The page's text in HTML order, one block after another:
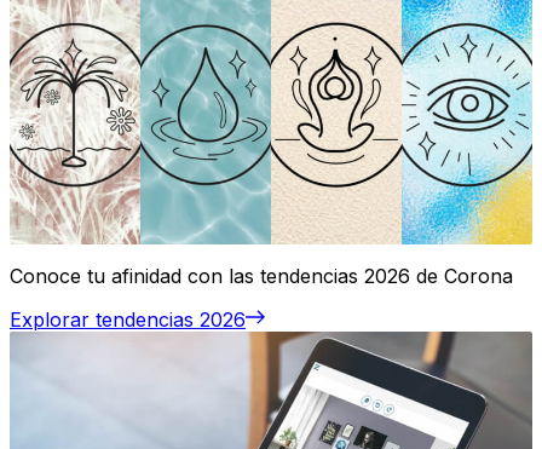
Conoce tu afinidad con las tendencias 2026 de Corona
Explorar tendencias 2026